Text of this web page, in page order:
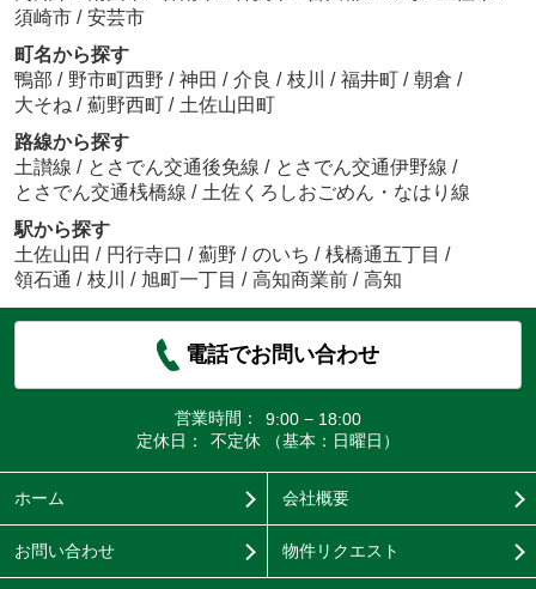
須崎市 / 安芸市
町名から探す
鴨部 / 野市町西野 / 神田 / 介良 / 枝川 / 福井町 / 朝倉 /
大そね / 薊野西町 / 土佐山田町
路線から探す
土讃線 / とさでん交通後免線 / とさでん交通伊野線 /
とさでん交通桟橋線 / 土佐くろしおごめん・なはり線
駅から探す
土佐山田 / 円行寺口 / 薊野 / のいち / 桟橋通五丁目 /
領石通 / 枝川 / 旭町一丁目 / 高知商業前 / 高知
電話でお問い合わせ
営業時間：
9:00 − 18:00
定休日：
不定休 （基本：日曜日）
ホーム 会社概要
お問い合わせ 物件リクエスト